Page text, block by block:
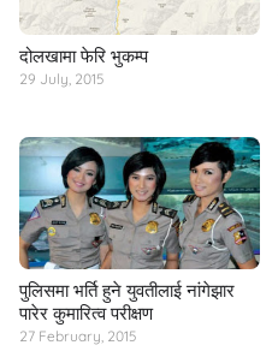
दोलखामा फेरि भुकम्प
29 July, 2015
पुलिसमा भर्ति हुने युवतीलाई नांगेझार
पारेर कुमारित्व परीक्षण
27 February, 2015